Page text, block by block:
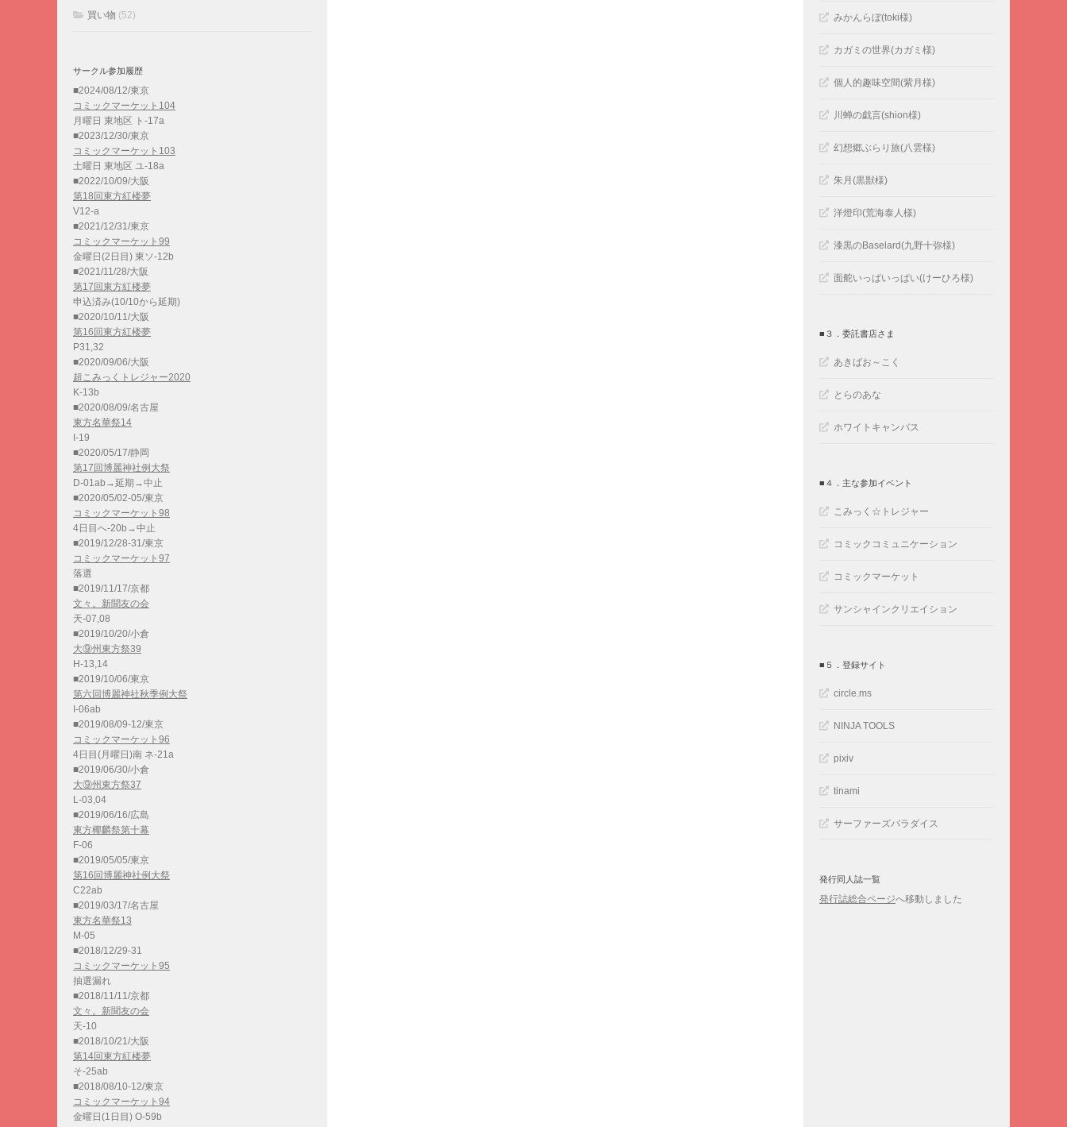
買い物 (52)
サークル参加履歴
■2024/08/12/東京
コミックマーケット104
月曜日 東地区 ト-17a
■2023/12/30/東京
コミックマーケット103
土曜日 東地区 ユ-18a
■2022/10/09/大阪
第18回東方紅楼夢
V12-a
■2021/12/31/東京
コミックマーケット99
金曜日(2日目) 東ソ-12b
■2021/11/28/大阪
第17回東方紅楼夢
申込済み(10/10から延期)
■2020/10/11/大阪
第16回東方紅楼夢
P31,32
■2020/09/06/大阪
超こみっくトレジャー2020
K-13b
■2020/08/09/名古屋
東方名華祭14
I-19
■2020/05/17/静岡
第17回博麗神社例大祭
D-01ab→延期→中止
■2020/05/02-05/東京
コミックマーケット98
4日目へ-20b→中止
■2019/12/28-31/東京
コミックマーケット97
落選
■2019/11/17/京都
文々。新聞友の会
天-07,08
■2019/10/20/小倉
大⑨州東方祭39
H-13,14
■2019/10/06/東京
第六回博麗神社秋季例大祭
I-06ab
■2019/08/09-12/東京
コミックマーケット96
4日目(月曜日)南 ネ-21a
■2019/06/30/小倉
大⑨州東方祭37
L-03,04
■2019/06/16/広島
東方椰麟祭第十幕
F-06
■2019/05/05/東京
第16回博麗神社例大祭
C22ab
■2019/03/17/名古屋
東方名華祭13
M-05
■2018/12/29-31
コミックマーケット95
抽選漏れ
■2018/11/11/京都
文々。新聞友の会
天-10
■2018/10/21/大阪
第14回東方紅楼夢
そ-25ab
■2018/08/10-12/東京
コミックマーケット94
金曜日(1日目) O-59b
みかんらぼ(toki様)
カガミの世界(カガミ様)
個人的趣味空間(紫月様)
川蝉の戯言(shion様)
幻想郷ぶらり旅(八雲様)
朱月(黒獣様)
洋燈印(荒海泰人様)
漆黒のBaselard(九野十弥様)
面舵いっぱいっぱい(けーひろ様)
■３．委託書店さま
あきばお～こく
とらのあな
ホワイトキャンバス
■４．主な参加イベント
こみっく☆トレジャー
コミックコミュニケーション
コミックマーケット
サンシャインクリエイション
■５．登録サイト
circle.ms
NINJA TOOLS
pixiv
tinami
サーファーズパラダイス
発行同人誌一覧
発行誌総合ページへ移動しました